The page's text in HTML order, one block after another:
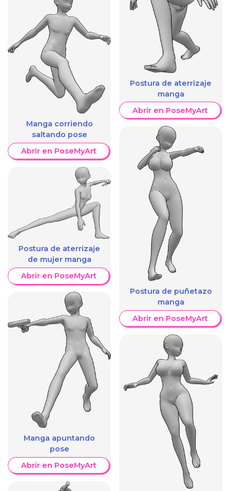
Manga corriendo
saltando pose
Abrir en PoseMyArt
Postura de aterrizaje
de mujer manga
Abrir en PoseMyArt
Manga apuntando
pose
Abrir en PoseMyArt
Postura de aterrizaje
manga
Abrir en PoseMyArt
Postura de puñetazo
manga
Abrir en PoseMyArt